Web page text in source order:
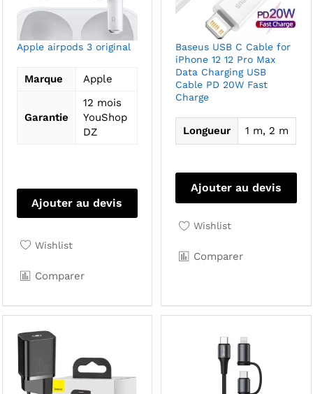
Apple airpods 3 original
Marque Apple
Garantie
12 mois
YouShop
DZ
Ajouter au devis
Wishlist
Comparer
Baseus USB C Cable for
iPhone 12 12 Pro Max
Data Charging USB
Cable PD 20W Fast
Charge
Longueur 1 m, 2 m
Ajouter au devis
a
Wishlist
Comparer